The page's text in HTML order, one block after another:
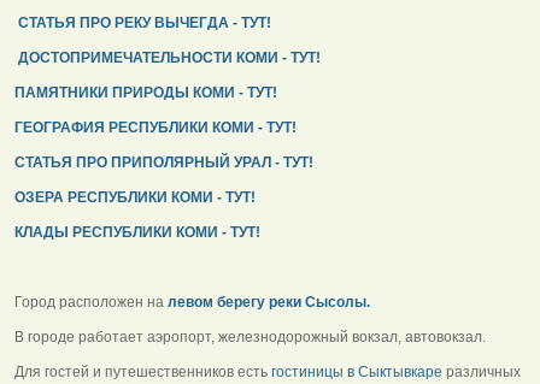
СТАТЬЯ ПРО РЕКУ ВЫЧЕГДА - ТУТ!
ДОСТОПРИМЕЧАТЕЛЬНОСТИ КОМИ - ТУТ!
ПАМЯТНИКИ ПРИРОДЫ КОМИ - ТУТ!
ГЕОГРАФИЯ РЕСПУБЛИКИ КОМИ - ТУТ!
СТАТЬЯ ПРО ПРИПОЛЯРНЫЙ УРАЛ - ТУТ!
ОЗЕРА РЕСПУБЛИКИ КОМИ - ТУТ!
КЛАДЫ РЕСПУБЛИКИ КОМИ - ТУТ!
Город расположен на левом берегу реки Сысолы.
В городе работает аэропорт, железнодорожный вокзал, автовокзал.
Для гостей и путешественников есть гостиницы в Сыктывкаре различных